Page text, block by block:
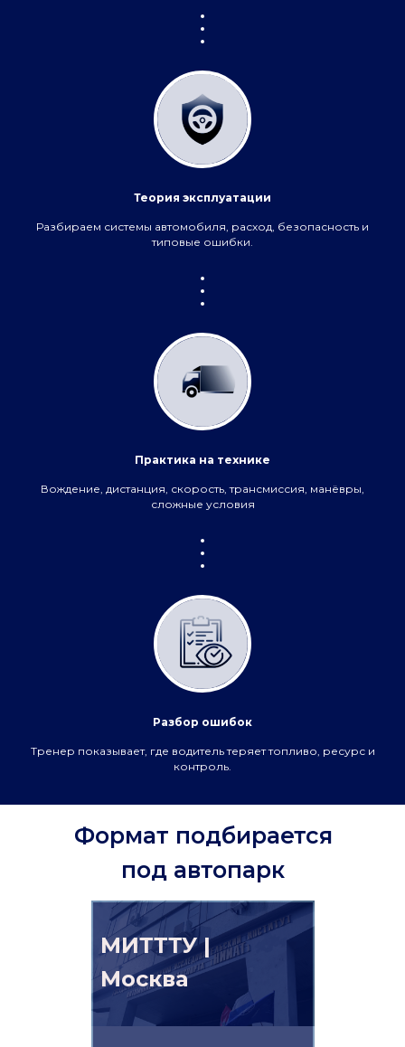
Теория эксплуатации
Разбираем системы автомобиля, расход, безопасность и
типовые ошибки.
Практика на технике
Вождение, дистанция, скорость, трансмиссия, манёвры,
сложные условия
Разбор ошибок
Тренер показывает, где водитель теряет топливо, ресурс и
контроль.
МИТТТУ |
Москва
Формат подбирается
под автопарк
Образовательные услуги оказываются ЧОУ ДПО
«Международный Институт Техники, Технологий
Лицензии №
Л035−01
от 6 декабря 2019 года. Документ
о прохождении обучения по программе
дополнительного профессионального образования
также выдается ЧОУ ДПО «МИТТУ». (c) 2023 ЧОУ ДПО
Для дилеров
ПАО «КАМАЗ»
Для поставщиков
ПАО «КАМАЗ»
Республика Татарстан Набережные Челны, пр-т
Специализиро­ванное
обучение